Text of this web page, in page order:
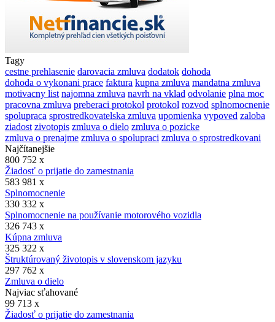
Tagy
cestne prehlasenie darovacia zmluva dodatok dohoda
dohoda o vykonani prace faktura kupna zmluva mandatna zmluva
motivacny list najomna zmluva navrh na vklad odvolanie plna moc
pracovna zmluva preberaci protokol protokol rozvod splnomocnenie
spolupraca sprostredkovatelska zmluva upomienka vypoved zaloba
ziadost zivotopis zmluva o dielo zmluva o pozicke
zmluva o prenajme zmluva o spolupraci zmluva o sprostredkovani
Najčítanejšie
800 752 x
Žiadosť o prijatie do zamestnania
583 981 x
Splnomocnenie
330 332 x
Splnomocnenie na používanie motorového vozidla
326 743 x
Kúpna zmluva
325 322 x
Štruktúrovaný životopis v slovenskom jazyku
297 762 x
Zmluva o dielo
Najviac sťahované
99 713 x
Žiadosť o prijatie do zamestnania